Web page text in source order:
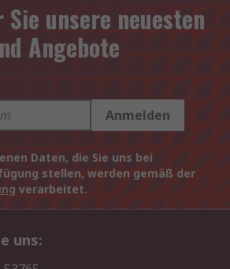
unsere neuesten
Angebote
Anmelden
Daten, die Sie uns bei
stellen, werden gemäß der
verarbeitet.
uns: